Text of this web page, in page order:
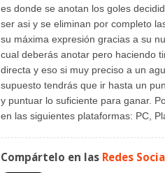
es donde se anotan los goles
ser asi y se eliminan por completo
su máxima expresión gracias a su
cual deberás anotar pero haciendo
directa y eso si muy preciso a un
supuesto tendrás que ir hasta un
y puntuar lo suficiente para ganar.
en las siguientes plataformas: PC,
Compártelo en las Redes